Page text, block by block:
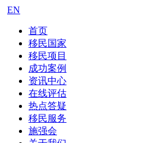
EN
首页
移民国家
移民项目
成功案例
资讯中心
在线评估
热点答疑
移民服务
施强会